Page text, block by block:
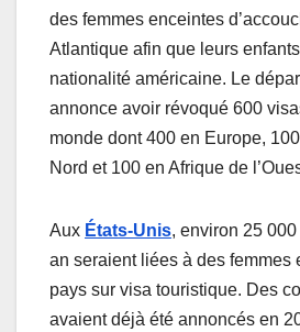
des femmes enceintes
Atlantique afin que leurs
nationalité américaine. Le
annonce avoir révoqué 600
monde dont 400 en Europe,
Nord et 100 en Afrique de
Aux États-Unis, environ 25
an seraient liées à des femmes
pays sur visa touristique. Des
avaient déjà été annoncés en